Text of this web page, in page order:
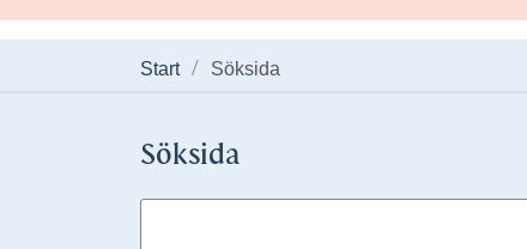
Start Söksida
Söksida